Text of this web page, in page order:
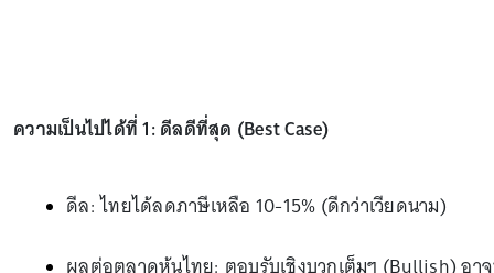
ความเป็นไปได้ที่ 1: ดีลดีที่สุด (Best Case)
ดีล: ไทยได้ลดภาษีเหลือ 10-15% (ดีกว่าเวียดนาม)
ผลต่อตลาดหุ้นไทย: ตอบรับเชิงบวกเต็มๆ (Bullish) อา